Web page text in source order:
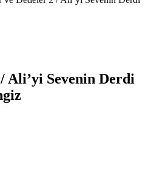
Ali’yi Sevenin Derdi